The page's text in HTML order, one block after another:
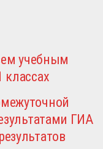
учебным
классах
ГИА